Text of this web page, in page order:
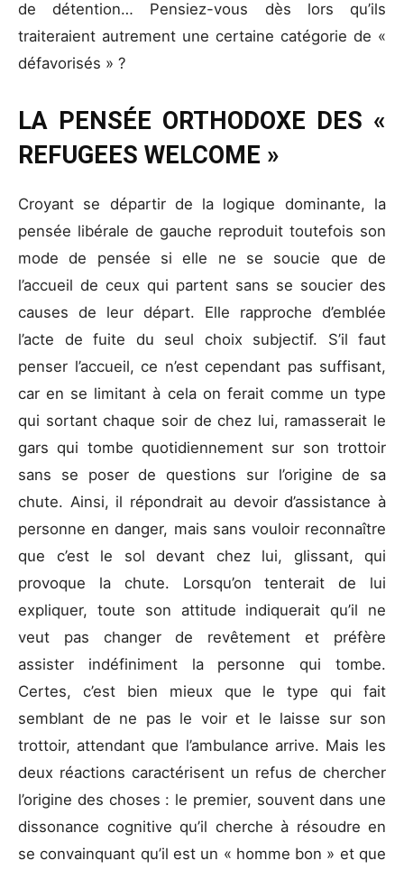
de détention… Pensiez-vous dès lors qu’ils
traiteraient autrement une certaine catégorie de «
défavorisés » ?
LA PENSÉE ORTHODOXE DES «
REFUGEES WELCOME »
Croyant se départir de la logique dominante, la
pensée libérale de gauche reproduit toutefois son
mode de pensée si elle ne se soucie que de
l’accueil de ceux qui partent sans se soucier des
causes de leur départ. Elle rapproche d’emblée
l’acte de fuite du seul choix subjectif. S’il faut
penser l’accueil, ce n’est cependant pas suffisant,
car en se limitant à cela on ferait comme un type
qui sortant chaque soir de chez lui, ramasserait le
gars qui tombe quotidiennement sur son trottoir
sans se poser de questions sur l’origine de sa
chute. Ainsi, il répondrait au devoir d’assistance à
personne en danger, mais sans vouloir reconnaître
que c’est le sol devant chez lui, glissant, qui
provoque la chute. Lorsqu’on tenterait de lui
expliquer, toute son attitude indiquerait qu’il ne
veut pas changer de revêtement et préfère
assister indéfiniment la personne qui tombe.
Certes, c’est bien mieux que le type qui fait
semblant de ne pas le voir et le laisse sur son
trottoir, attendant que l’ambulance arrive. Mais les
deux réactions caractérisent un refus de chercher
l’origine des choses : le premier, souvent dans une
dissonance cognitive qu’il cherche à résoudre en
se convainquant qu’il est un « homme bon » et que